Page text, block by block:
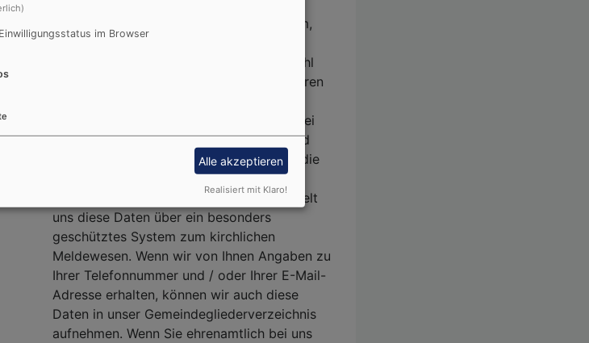
Auszugsdatum, Familienstand, ggf. Datum,
Ort und Staat der Eheschließung oder
Begründung der Lebenspartnerschaft, Zahl
der minderjährigen Kinder, Auskunftssperren
Verstorbenen Sterbedatum und -ort. Dabei
werden Daten von Kirchenmitgliedern und
Familienangehörigen übermittelt, soweit die
Angehörigen dieser Übermittlung nicht
widersprochen haben. Die ELKB übermittelt
uns diese Daten über ein besonders
geschütztes System zum kirchlichen
Meldewesen. Wenn wir von Ihnen Angaben zu
Ihrer Telefonnummer und / oder Ihrer E-Mail-
Adresse erhalten, können wir auch diese
Daten in unser Gemeindegliederverzeichnis
aufnehmen. Wenn Sie ehrenamtlich bei uns
im Browser
Alle akzeptieren
Realisiert mit Klaro!